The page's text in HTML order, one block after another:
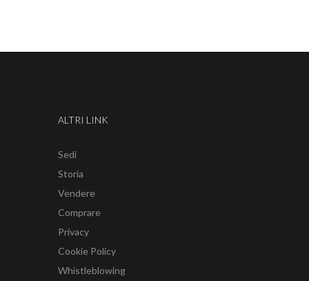
ALTRI LINK
Sedi
Storia
Vendere
Comprare
Privacy
Cookie Policy
Whistleblowing